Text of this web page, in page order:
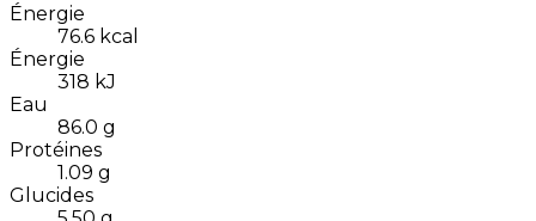
Énergie
76.6 kcal
Énergie
318 kJ
Eau
86.0 g
Protéines
1.09 g
Glucides